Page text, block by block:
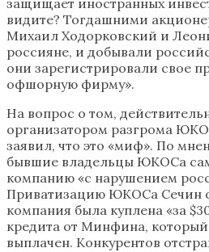
видите? Тогдашними
Михаил Ходорковский и
россияне, и добывали
они зарегистрировали свое
офшорную фирму».
На вопрос о том,
организатором разгрома
заявил, что это «миф». По
бывшие владельцы ЮКОСа
компанию «с нарушением
Приватизацию ЮКОСа Сечин
компания была куплена «за
кредита от Минфина,
выплачен. Конкурентов